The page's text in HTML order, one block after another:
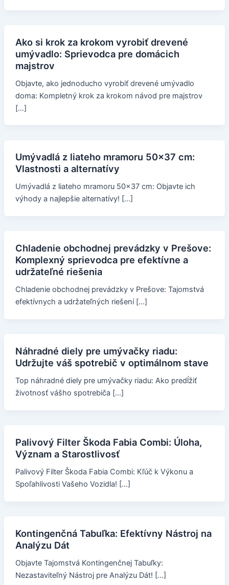
Ako si krok za krokom vyrobiť drevené
umývadlo: Sprievodca pre domácich
majstrov
Objavte, ako jednoducho vyrobiť drevené umývadlo
doma: Kompletný krok za krokom návod pre majstrov
[…]
Umývadlá z liateho mramoru 50x37 cm:
Vlastnosti a alternatívy
Umývadlá z liateho mramoru 50x37 cm: Objavte ich
výhody a najlepšie alternatívy! […]
Chladenie obchodnej prevádzky v Prešove:
Komplexný sprievodca pre efektívne a
udržateľné riešenia
Chladenie obchodnej prevádzky v Prešove: Tajomstvá
efektívnych a udržateľných riešení […]
Náhradné diely pre umývačky riadu:
Udržujte váš spotrebič v optimálnom stave
Top náhradné diely pre umývačky riadu: Ako predĺžiť
životnosť vášho spotrebiča […]
Palivový Filter Škoda Fabia Combi: Úloha,
Význam a Starostlivosť
Palivový Filter Škoda Fabia Combi: Kľúč k Výkonu a
Spoľahlivosti Vašeho Vozidla! […]
Kontingenčná Tabuľka: Efektívny Nástroj na
Analýzu Dát
Objavte Tajomstvá Kontingenčnej Tabuľky:
Nezastaviteľný Nástroj pre Analýzu Dát! […]